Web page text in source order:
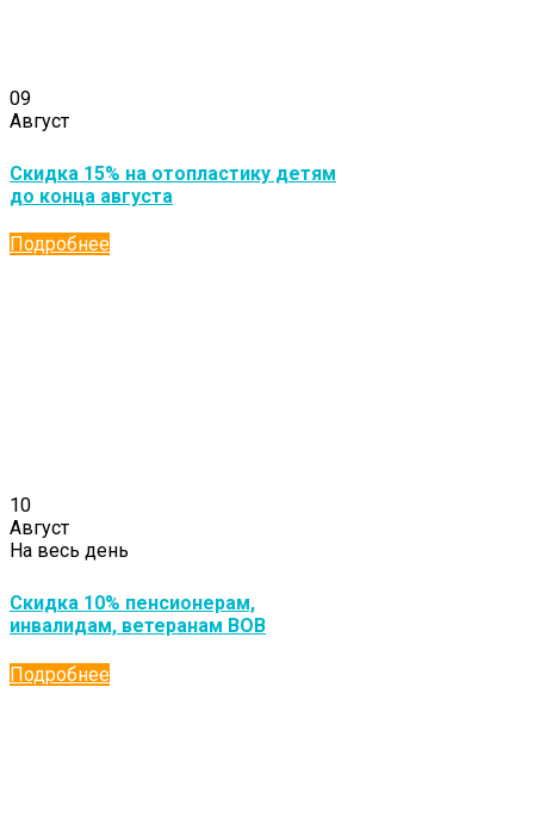
09
Август
Скидка 15% на отопластику детям
до конца августа
Подробнее
10
Август
На весь день
Скидка 10% пенсионерам,
инвалидам, ветеранам ВОВ
Подробнее